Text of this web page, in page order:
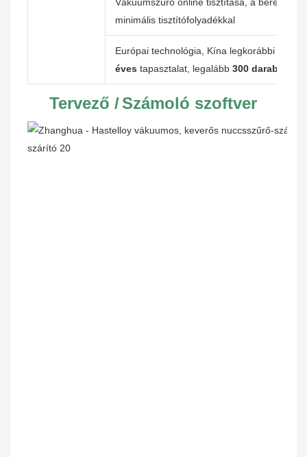
minimális tisztítófolyadékkal
Európai technológia, Kína legkorábbi
éves tapasztalat, legalább 300 darab
Tervező /Számoló szoftver